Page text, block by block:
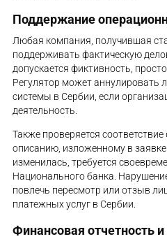
Поддержание
Любая компания, получившая
поддерживать фактическую
допускается фиктивность,
Регулятор может аннулировать
системы в Сербии, если
деятельность.
Также проверяется
описанию, изложенному в
изменилась, требуется
Национального банка.
повлечь пересмотр или отзыв
платежных услуг в Сербии.
Финансовая отчетность и